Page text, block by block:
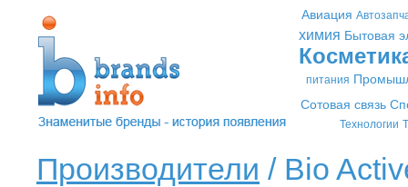
Авиация
химия Бытовая
питания
Сотовая связь
Технологии
Производители / Bio